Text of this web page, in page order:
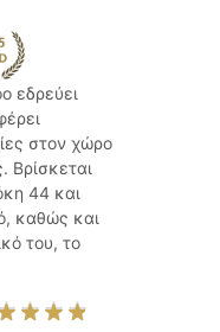
εδρεύει
στον χώρο
Βρίσκεται
44 και
καθώς και
του, το